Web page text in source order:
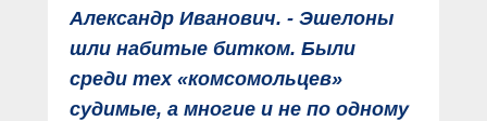
Александр Иванович. - Эшелоны
шли набитые битком. Были
среди тех «комсомольцев»
судимые, а многие и не по одному